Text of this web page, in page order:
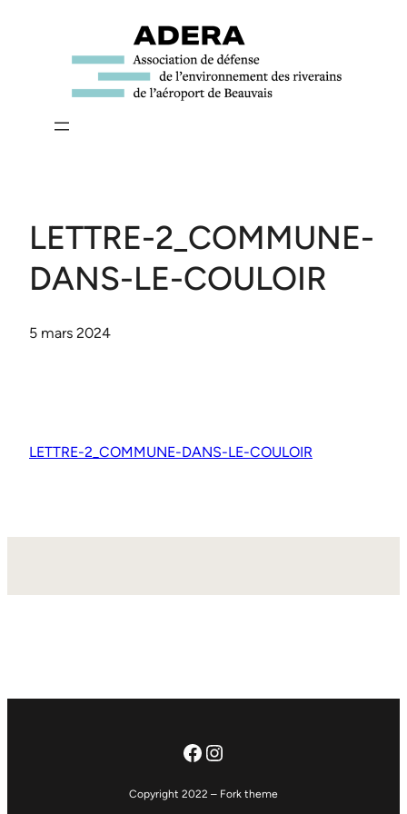
LETTRE-2_COMMUNE-
DANS-LE-COULOIR
5 mars 2024
LETTRE-2_COMMUNE-DANS-LE-COULOIR
Facebook
Instagram
Copyright 2022 – Fork theme